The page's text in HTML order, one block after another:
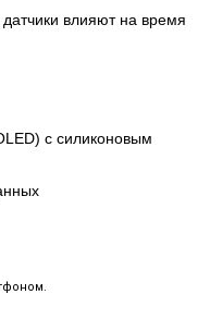
влияют на время
с силиконовым